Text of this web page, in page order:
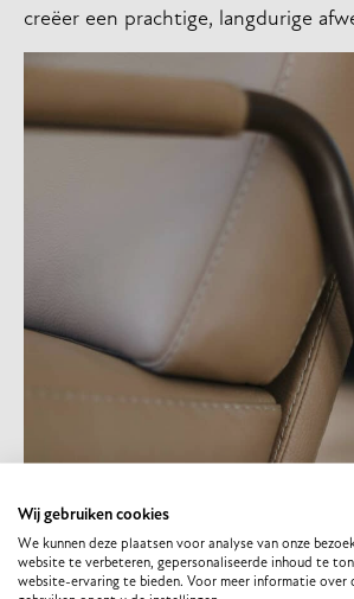
creëer een prachtige, langdurige
Wij gebruiken cookies
We kunnen deze plaatsen voor analyse van onze
website te verbeteren, gepersonaliseerde inhoud te
website-ervaring te bieden. Voor meer informatie over